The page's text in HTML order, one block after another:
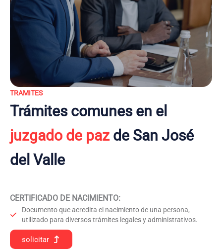
TRAMITES
Trámites comunes en el
juzgado de pazde San José
del Valle
CERTIFICADO DE NACIMIENTO:
Documento que acredita el nacimiento de una persona,
utilizado para diversos trámites legales y administrativos.
solicitar